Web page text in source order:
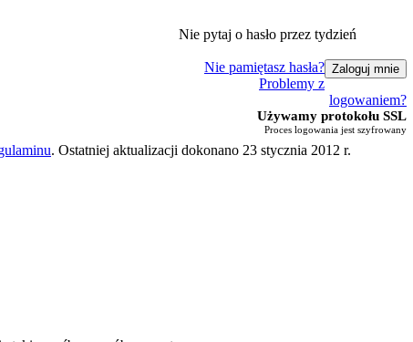
Nie pytaj o hasło przez tydzień
Nie pamiętasz hasła?
Problemy z
logowaniem?
Używamy protokołu SSL
Proces logowania jest szyfrowany
. Ostatniej aktualizacji dokonano 23 stycznia 2012 r.